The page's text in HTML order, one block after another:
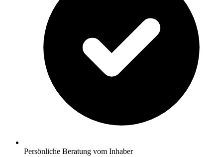
Persönliche Beratung vom Inhaber